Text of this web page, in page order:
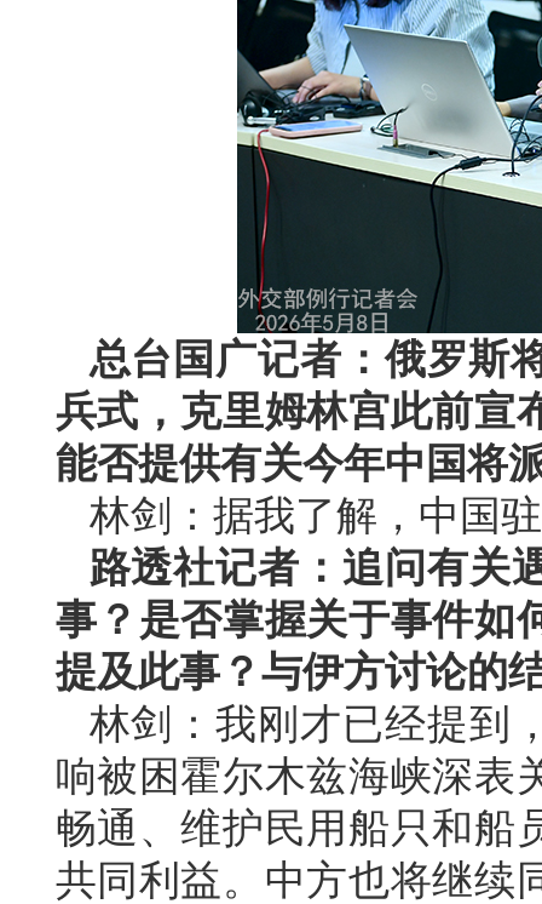
总台国广记者：俄罗斯
兵式，克里姆林宫此前宣
能否提供有关今年中国将
林剑：据我了解，中国
路透社记者：追问有关
事？是否掌握关于事件如
提及此事？与伊方讨论的
林剑：我刚才已经提到
响被困霍尔木兹海峡深表
畅通、维护民用船只和船
共同利益。中方也将继续